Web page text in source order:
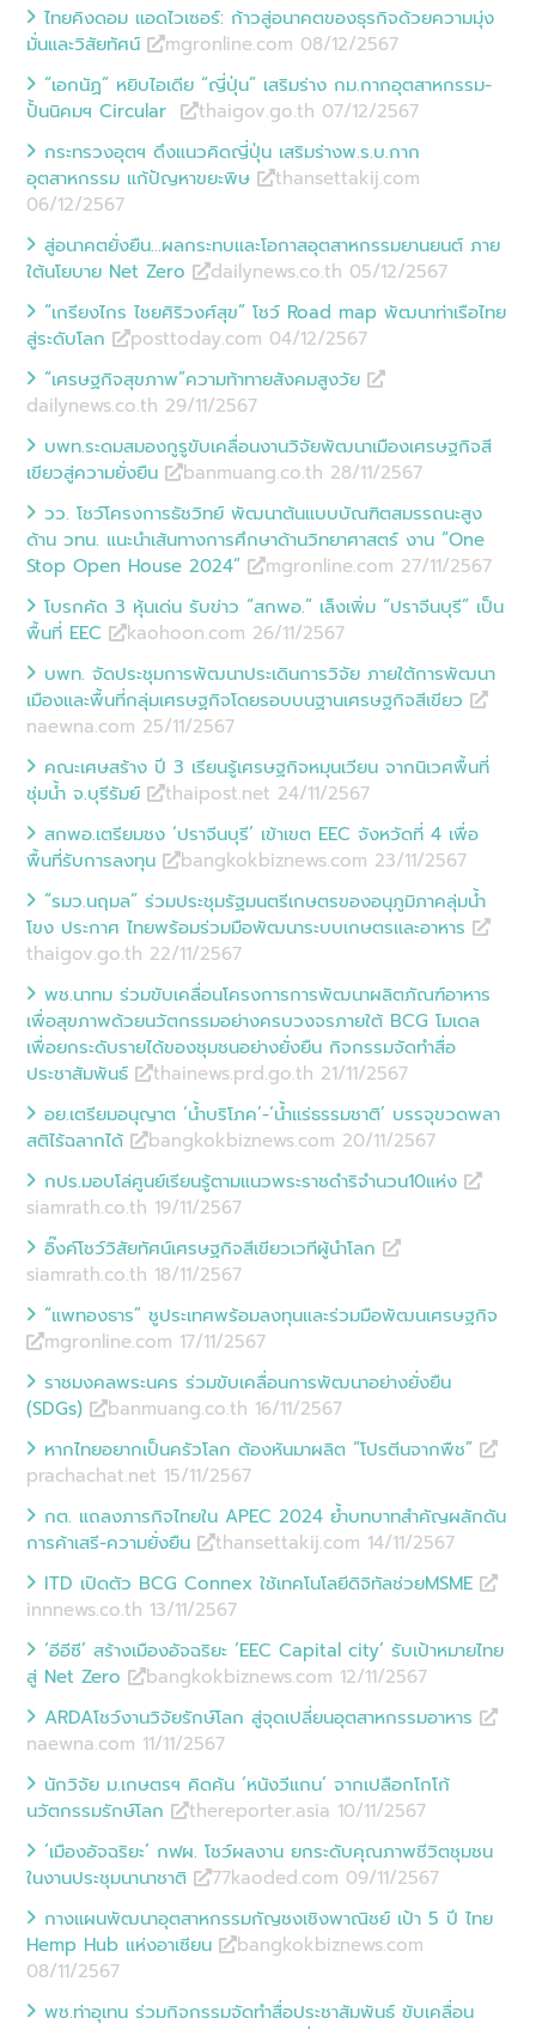
ไทยคิงดอม แอดไวเซอร์: ก้าวสู่อนาคตของธุรกิจด้วยความมุ่ง
มั่นและวิสัยทัศน์
mgronline.com 08/12/2567
“เอกนัฏ” หยิบไอเดีย “ญี่ปุ่น” เสริมร่าง กม.กากอุตสาหกรรม-
ปั้นนิคมฯ Circular ​
thaigov.go.th 07/12/2567
กระทรวงอุตฯ ดึงแนวคิดญี่ปุ่น เสริมร่างพ.ร.บ.กาก
อุตสาหกรรม แก้ปัญหาขยะพิษ
thansettakij.com
06/12/2567
สู่อนาคตยั่งยืน…ผลกระทบและโอกาสอุตสาหกรรมยานยนต์ ภาย
ใต้นโยบาย Net Zero
dailynews.co.th 05/12/2567
“เกรียงไกร ไชยศิริวงศ์สุข” โชว์ Road map พัฒนาท่าเรือไทย
สู่ระดับโลก
posttoday.com 04/12/2567
“เศรษฐกิจสุขภาพ”ความท้าทายสังคมสูงวัย
dailynews.co.th 29/11/2567
บพท.ระดมสมองกูรูขับเคลื่อนงานวิจัยพัฒนาเมืองเศรษฐกิจสี
เขียวสู่ความยั่งยืน
banmuang.co.th 28/11/2567
วว. โชว์โครงการธัชวิทย์ พัฒนาต้นแบบบัณฑิตสมรรถนะสูง
ด้าน วทน. แนะนำเส้นทางการศึกษาด้านวิทยาศาสตร์ งาน “One
Stop Open House 2024”
mgronline.com 27/11/2567
โบรกคัด 3 หุ้นเด่น รับข่าว “สกพอ.” เล็งเพิ่ม “ปราจีนบุรี” เป็น
พื้นที่ EEC
kaohoon.com 26/11/2567
บพท. จัดประชุมการพัฒนาประเดินการวิจัย ภายใต้การพัฒนา
เมืองและพื้นที่กลุ่มเศรษฐกิจโดยรอบบนฐานเศรษฐกิจสีเขียว
naewna.com 25/11/2567
คณะเศษสร้าง ปี 3 เรียนรู้เศรษฐกิจหมุนเวียน จากนิเวศพื้นที่
ชุ่มน้ำ จ.บุรีรัมย์
thaipost.net 24/11/2567
สกพอ.เตรียมชง ‘ปราจีนบุรี’ เข้าเขต EEC จังหวัดที่ 4 เพื่อ
พื้นที่รับการลงทุน
bangkokbiznews.com 23/11/2567
“รมว.นฤมล” ร่วมประชุมรัฐมนตรีเกษตรของอนุภูมิภาคลุ่มน้ำ
โขง ประกาศ ไทยพร้อมร่วมมือพัฒนาระบบเกษตรและอาหาร
thaigov.go.th 22/11/2567
พช.นาทม ร่วมขับเคลื่อนโครงการการพัฒนาผลิตภัณฑ์อาหาร
เพื่อสุขภาพด้วยนวัตกรรมอย่างครบวงจรภายใต้ BCG โมเดล
เพื่อยกระดับรายได้ของชุมชนอย่างยั่งยืน กิจกรรมจัดทำสื่อ
ประชาสัมพันธ์
thainews.prd.go.th 21/11/2567
อย.เตรียมอนุญาต ‘น้ำบริโภค’-‘น้ำแร่ธรรมชาติ’ บรรจุขวดพลา
สติไร้ฉลากได้
bangkokbiznews.com 20/11/2567
กปร.มอบโล่ศูนย์เรียนรู้ตามแนวพระราชดำริจำนวน10แห่ง
siamrath.co.th 19/11/2567
อิ๊งค์โชว์วิสัยทัศน์เศรษฐกิจสีเขียวเวทีผู้นำโลก
siamrath.co.th 18/11/2567
“แพทองธาร” ชูประเทศพร้อมลงทุนและร่วมมือพัฒนเศรษฐกิจ
mgronline.com 17/11/2567
ราชมงคลพระนคร ร่วมขับเคลื่อนการพัฒนาอย่างยั่งยืน
(SDGs)
banmuang.co.th 16/11/2567
หากไทยอยากเป็นครัวโลก ต้องหันมาผลิต “โปรตีนจากพืช”
prachachat.net 15/11/2567
กต. แถลงภารกิจไทยใน APEC 2024 ย้ำบทบาทสำคัญผลักดัน
การค้าเสรี-ความยั่งยืน
thansettakij.com 14/11/2567
ITD เปิดตัว BCG Connex ใช้เทคโนโลยีดิจิทัลช่วยMSME
innnews.co.th 13/11/2567
‘อีอีซี’ สร้างเมืองอัจฉริยะ ‘EEC Capital city’ รับเป้าหมายไทย
สู่ Net Zero
bangkokbiznews.com 12/11/2567
ARDAโชว์งานวิจัยรักษ์โลก สู่จุดเปลี่ยนอุตสาหกรรมอาหาร
naewna.com 11/11/2567
นักวิจัย ม.เกษตรฯ คิดค้น ‘หนังวีแกน’ จากเปลือกโกโก้
นวัตกรรมรักษ์โลก
thereporter.asia 10/11/2567
‘เมืองอัจฉริยะ’ กฟผ. โชว์ผลงาน ยกระดับคุณภาพชีวิตชุมชน
ในงานประชุมนานาชาติ
77kaoded.com 09/11/2567
กางแผนพัฒนาอุตสาหกรรมกัญชงเชิงพาณิชย์ เป้า 5 ปี ไทย
Hemp Hub แห่งอาเซียน
bangkokbiznews.com
08/11/2567
พช.ท่าอุเทน ร่วมกิจกรรมจัดทำสื่อประชาสัมพันธ์ ขับเคลื่อน